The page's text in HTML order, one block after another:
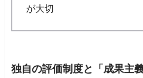
が大切
独自の評価制度と「成果主